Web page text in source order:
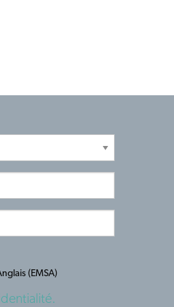
(EMSA)